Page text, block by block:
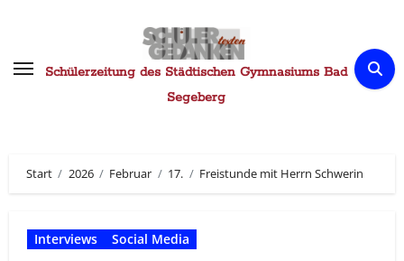
springenSchülerzeitung des Städtischen Gymnasiums Bad
Segeberg
Start 2026 Februar 17. Freistunde mit Herrn Schwerin
Interviews Social Media